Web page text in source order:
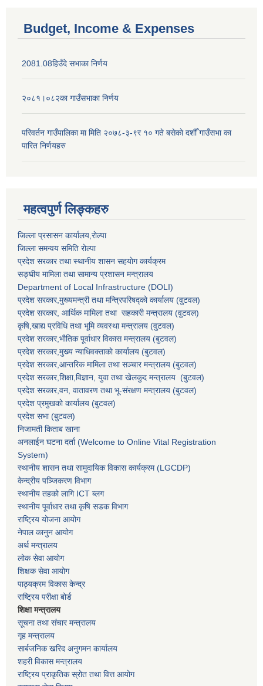
Budget, Income & Expenses
2081.08हिउँदे सभाका निर्णय
२०८१।०८२का गाउँसभाका निर्णय
परिवर्तन गाउँपालिका मा मिति २०७८-३-९र १० गते बसेकाे दशौँ गाउँसभा का
पारित निर्णयहरु
महत्वपुर्ण लिङ्कहरु
जिल्ला प्रसासन कार्यालय,राेल्पा
जिल्ला समन्वय समिति रोल्पा
प्रदेश सरकार तथा स्थानीय शासन सहयाेग कार्यक्रम
सङ्‍घीय मामिला तथा सामान्य प्रशासन मन्त्रालय
Department of Local Infrastructure (DOLI)
प्रदेश सरकार,मुख्यमन्त्री तथा मन्त्रिपरिषद्को कार्यालय (वुटवल)
प्रदेश सरकार, आर्थिक मामिला तथा सहकारी मन्त्रालय (वुटवल)
कृषि,खाद्य प्रविधि तथा भूमि व्यवस्था मन्त्रालय (वुटवल)
प्रदेश सरकार,भाैतिक पूर्वाधार विकास मन्त्रालय (बुटवल)
प्रदेश सरकार,मुख्य न्याधिवक्ताकाे कार्यालय (बुटवल)
प्रदेश सरकार,आन्तरिक मामिला तथा सञ्चार मन्त्रालय (बुटवल)
प्रदेश सरकार,शिक्षा,विज्ञान, युवा तथा खेलकुद मन्त्रालय (बुटवल)
प्रदेश सरकार,वन, वातावरण तथा भू-संरक्षण मन्त्रालय (बुटवल)
प्रदेश प्रमुखकाे कार्यालय (बुटवल)
प्रदेश सभा (बुटवल)
निजामती किताब खाना
अनलाईन घटना दर्ता (Welcome to Online Vital Registration
System)
स्थानीय शासन तथा सामुदायिक विकास कार्यक्रम (LGCDP)
केन्द्रीय पञ्जिकरण विभाग
स्थानीय तहको लागि ICT ब्लग
स्थानीय पूर्वाधार तथा कृषि सडक विभाग
राष्ट्रिय योजना आयोग
नेपाल कानुन आयोग
अर्थ मन्त्रालय
लोक सेवा आयोग
शिक्षक सेवा आयोग
पाठ्यक्रम विकास केन्द्र
राष्ट्रिय परीक्षा बोर्ड
शिक्षा मन्त्रालय
सूचना तथा संचार मन्त्रालय
गृह मन्त्रालय
सार्बजनिक खरिद अनुगमन कार्यालय
शहरी विकास मन्त्रालय
राष्ट्रिय प्राकृतिक स्रोत तथा वित्त आयोग